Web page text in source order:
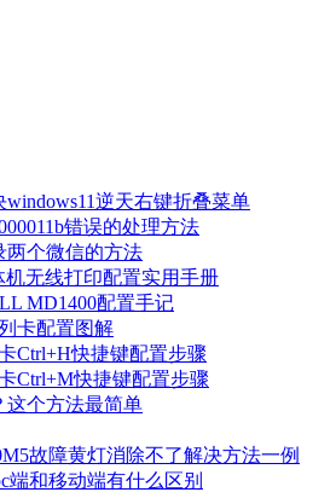
逆天右键折叠菜单
错误的处理方法
两个微信的方法
机无线打印配置实用手册
MD1400配置手记
卡配置图解
Ctrl+H快捷键配置步骤
Ctrl+M快捷键配置步骤
这个方法最简单
故障黄灯消除不了解决方法一例
端和移动端有什么区别